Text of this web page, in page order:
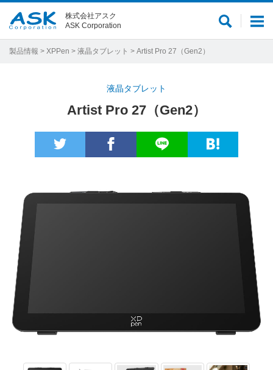
メ
サ
株式会社アスク
ASK Corporation
製品情報 > XPPen > 液晶タブレット > Artist Pro 27（Gen2）
液晶タブレット
Artist Pro 27（Gen2）